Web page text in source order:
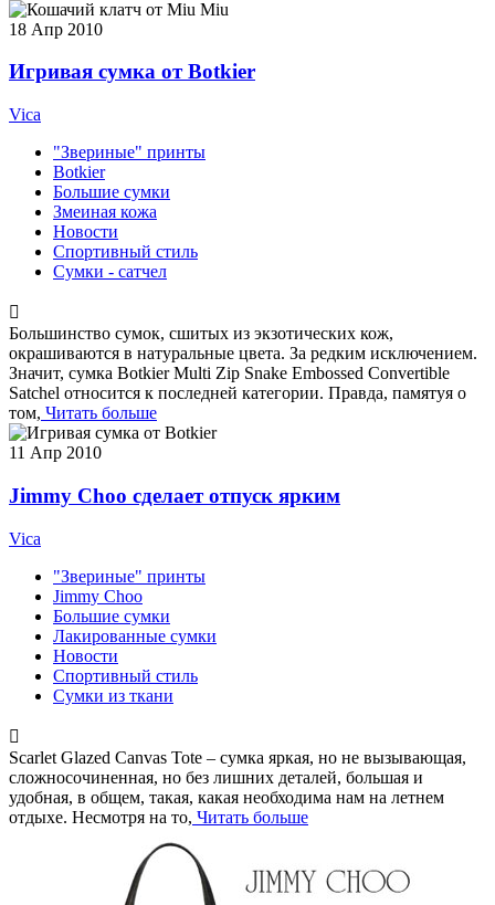
18 Апр 2010
Игривая сумка от Botkier
Vica
"Звериные" принты
Botkier
Большие сумки
Змеиная кожа
Новости
Спортивный стиль
Сумки - сатчел
Большинство сумок, сшитых из экзотических кож,
окрашиваются в натуральные цвета. За редким исключением.
Значит, сумка Botkier Multi Zip Snake Embossed Convertible
Satchel относится к последней категории. Правда, памятуя о
том, Читать больше
11 Апр 2010
Jimmy Choo сделает отпуск ярким
Vica
"Звериные" принты
Jimmy Choo
Большие сумки
Лакированные сумки
Новости
Спортивный стиль
Сумки из ткани
Scarlet Glazed Canvas Tote – сумка яркая, но не вызывающая,
сложносочиненная, но без лишних деталей, большая и
удобная, в общем, такая, какая необходима нам на летнем
отдыхе. Несмотря на то, Читать больше